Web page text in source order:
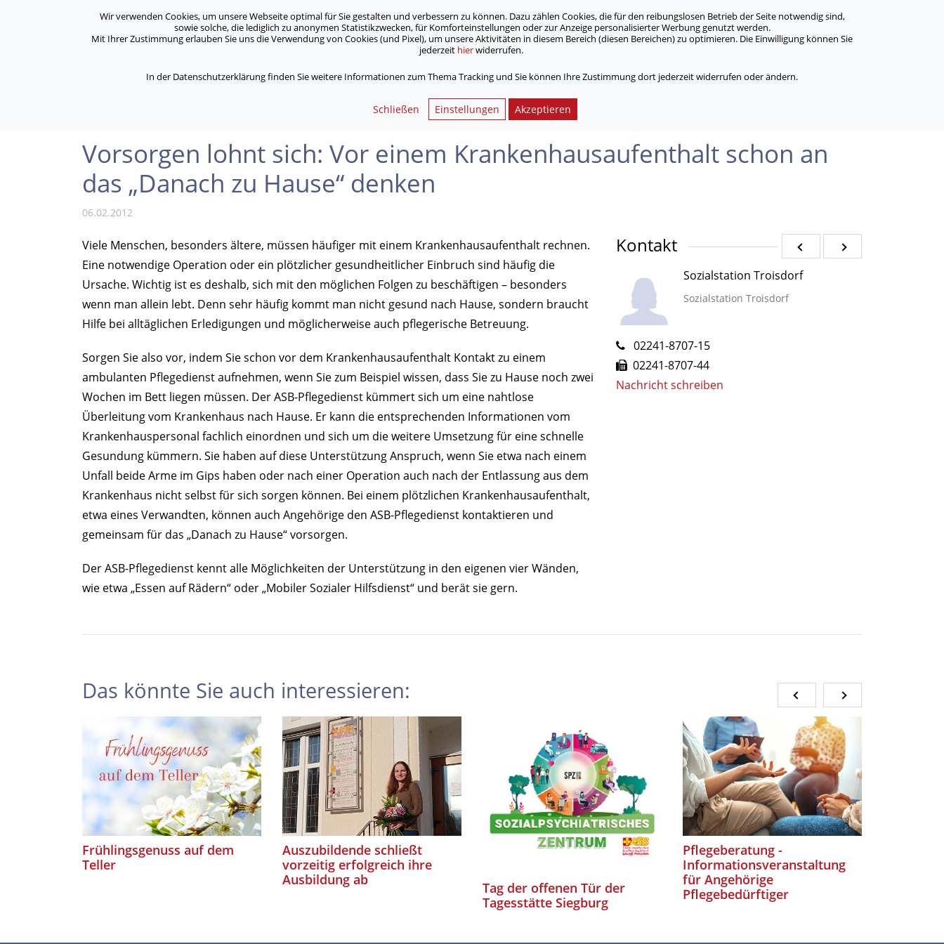
Standorte Jobs / Karriere
ASB Bonn/Rhein-Sieg/Eifel e.V.
Unsere Angebote Jobs & Karriere
Vorsorgen lohnt sich: Vor einem Krankenhaus­aufenthalt schon an das „Danach zu Hause“ denken
Vorsorgen lohnt sich: Vor einem Krankenhaus­aufenthalt schon an
das „Danach zu Hause“ denken
06.02.2012
Viele Menschen, besonders ältere, müssen häufiger mit einem Krankenhausaufenthalt rechnen.
Eine notwendige Operation oder ein plötzlicher gesundheitlicher Einbruch sind häufig die
Ursache. Wichtig ist es deshalb, sich mit den möglichen Folgen zu beschäftigen – besonders
wenn man allein lebt. Denn sehr häufig kommt man nicht gesund nach Hause, sondern braucht
Hilfe bei alltäglichen Erledigungen und möglicherweise auch pflegerische Betreuung.
Sorgen Sie also vor, indem Sie schon vor dem Krankenhausaufenthalt Kontakt zu einem
ambulanten Pflegedienst aufnehmen, wenn Sie zum Beispiel wissen, dass Sie zu Hause noch zwei
Wochen im Bett liegen müssen. Der ASB-Pflegedienst kümmert sich um eine nahtlose
Überleitung vom Krankenhaus nach Hause. Er kann die entsprechenden Informationen vom
Krankenhauspersonal fachlich einordnen und sich um die weitere Umsetzung für eine schnelle
Gesundung kümmern. Sie haben auf diese Unterstützung Anspruch, wenn Sie etwa nach einem
Unfall beide Arme im Gips haben oder nach einer Operation auch nach der Entlassung aus dem
Krankenhaus nicht selbst für sich sorgen können. Bei einem plötzlichen Krankenhausaufenthalt,
etwa eines Verwandten, können auch Angehörige den ASB-Pflegedienst kontaktieren und
gemeinsam für das „Danach zu Hause“ vorsorgen.
Der ASB-Pflegedienst kennt alle Möglichkeiten der Unterstützung in den eigenen vier Wänden,
wie etwa „Essen auf Rädern“ oder „Mobiler Sozialer Hilfsdienst“ und berät sie gern.
Kontakt
Sozialstation Troisdorf
Sozialstation Troisdorf
02241-8707-15
02241-8707-44
Nachricht schreiben
Das könnte Sie auch interessieren:
Frühlingsgenuss auf dem
Teller
Auszubildende schließt
vorzeitig erfolgreich ihre
Ausbildung ab
Tag der offenen Tür der
Tagesstätte Siegburg
Pflegeberatung -
Informationsveranstaltung
für Angehörige
Pflegebedürftiger
Wir verwenden Cookies, um unsere Webseite optimal für Sie gestalten und verbessern zu können. Dazu zählen Cookies, die für den reibungslosen Betrieb der Seite notwendig sind,
sowie solche, die lediglich zu anonymen Statistikzwecken, für Komforteinstellungen oder zur Anzeige personalisierter Werbung genutzt werden.
Mit Ihrer Zustimmung erlauben Sie uns die Verwendung von Cookies (und Pixel), um unsere Aktivitäten in diesem Bereich (diesen Bereichen) zu optimieren. Die Einwilligung können Sie
jederzeit hierwiderrufen.
In der Datenschutzerklärung finden Sie weitere Informationen zum Thema Tracking und Sie können Ihre Zustimmung dort jederzeit widerrufen oder ändern.
Schließen Einstellungen Akzeptieren